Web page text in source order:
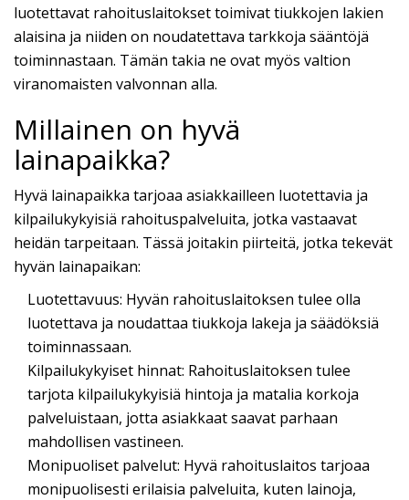
luotettavat rahoituslaitokset toimivat tiukkojen lakien
alaisina ja niiden on noudatettava tarkkoja sääntöjä
toiminnastaan. Tämän takia ne ovat myös valtion
viranomaisten valvonnan alla.
Millainen on hyvä
lainapaikka?
Hyvä lainapaikka tarjoaa asiakkailleen luotettavia ja
kilpailukykyisiä rahoituspalveluita, jotka vastaavat
heidän tarpeitaan. Tässä joitakin piirteitä, jotka tekevät
hyvän lainapaikan:
Luotettavuus: Hyvän rahoituslaitoksen tulee olla
luotettava ja noudattaa tiukkoja lakeja ja säädöksiä
toiminnassaan.
Kilpailukykyiset hinnat: Rahoituslaitoksen tulee
tarjota kilpailukykyisiä hintoja ja matalia korkoja
palveluistaan, jotta asiakkaat saavat parhaan
mahdollisen vastineen.
Monipuoliset palvelut: Hyvä rahoituslaitos tarjoaa
monipuolisesti erilaisia palveluita, kuten lainoja,